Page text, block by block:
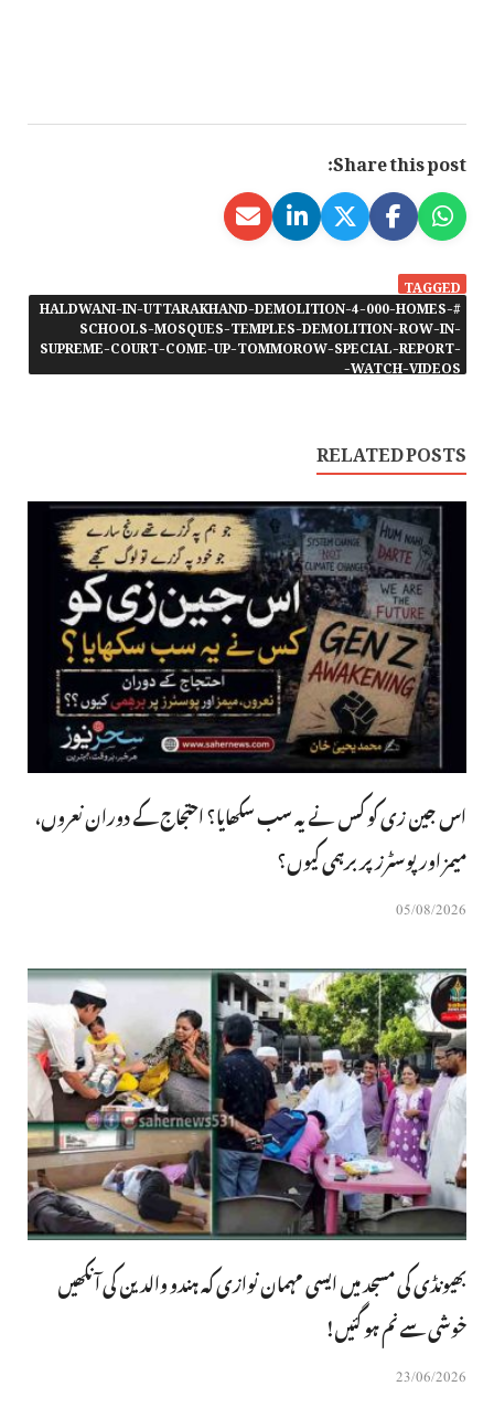
Share this post:
TAGGED
#HALDWANI-IN-UTTARAKHAND-DEMOLITION-4-000-HOMES-
SCHOOLS-MOSQUES-TEMPLES-DEMOLITION-ROW-IN-
SUPREME-COURT-COME-UP-TOMMOROW-SPECIAL-REPORT-
WATCH-VIDEOS-
RELATED POSTS
اس جین زی کو کس نے یہ سب سکھایا؟ احتجاج کے دوران نعروں،
میمز اور پوسٹرز پر برہمی کیوں؟
05/08/2026
بھیونڈی کی مسجد میں ایسی مہمان نوازی کہ ہندو والدین کی آنکھیں
خوشی سے نم ہو گئیں!
23/06/2026